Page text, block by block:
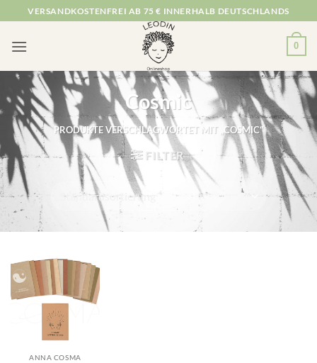
Inhalt
springen
VERSANDKOSTENFREI AB 75 € INNERHALB DEUTSCHLANDS
0
Cosmic
PRODUKTE VERSCHLAGWORTET MIT „COSMIC“
FILTER
ANNA COSMA